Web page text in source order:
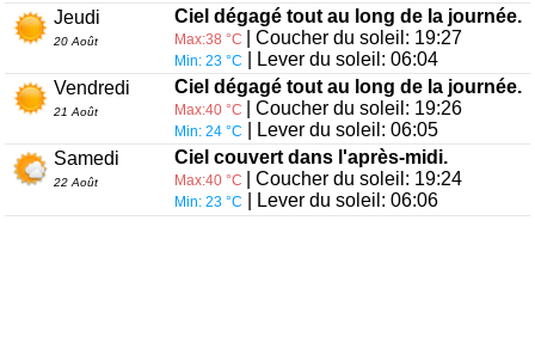
Jeudi
20 Août
Ciel dégagé tout au long de la journée.
Max:38 °C | Coucher du soleil: 19:27
Min: 23 °C
| Lever du soleil: 06:04
Vendredi
21 Août
Ciel dégagé tout au long de la journée.
Max:40 °C | Coucher du soleil: 19:26
Min: 24 °C
| Lever du soleil: 06:05
Samedi
22 Août
Ciel couvert dans l'après-midi.
Max:40 °C | Coucher du soleil: 19:24
Min: 23 °C | Lever du soleil: 06:06